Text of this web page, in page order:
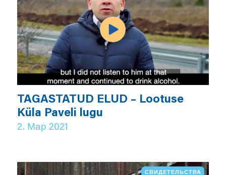
TAGASTATUD ELUD – Lootuse
Küla Paveli lugu
2. Мар 2021
СВИДЕТЕЛЬСТВА